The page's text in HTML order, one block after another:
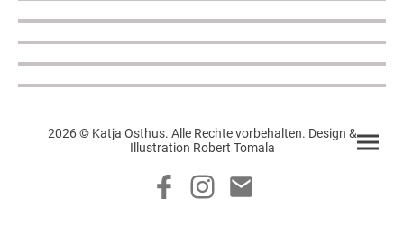
2026 © Katja Osthus. Alle Rechte vorbehalten. Design &
Illustration Robert Tomala